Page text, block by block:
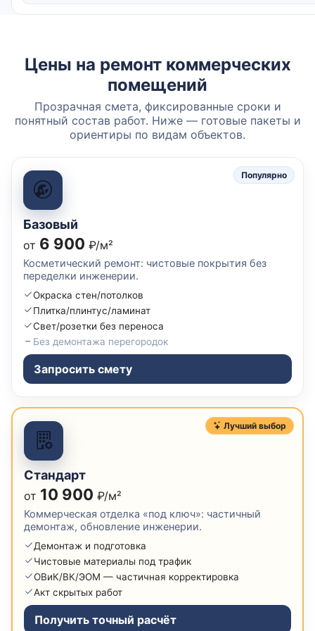
Цены на ремонт коммерческих
помещений
Прозрачная смета, фиксированные сроки и
понятный состав работ. Ниже — готовые пакеты и
ориентиры по видам объектов.
Популярно
Базовый
от 6 900 ₽/м²
Косметический ремонт: чистовые покрытия без
переделки инженерии.
Окраска стен/потолков
Плитка/плинтус/ламинат
Свет/розетки без переноса
Без демонтажа перегородок
Запросить смету
Лучший выбор
Стандарт
от 10 900 ₽/м²
Коммерческая отделка «под ключ»: частичный
демонтаж, обновление инженерии.
Демонтаж и подготовка
Чистовые материалы под трафик
ОВиК/ВК/ЭОМ — частичная корректировка
Акт скрытых работ
Получить точный расчёт